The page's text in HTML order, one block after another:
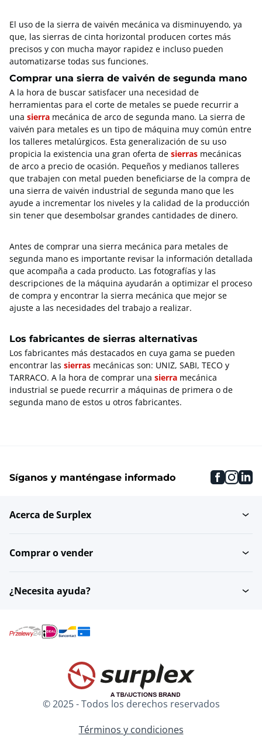
El uso de la sierra de vaivén mecánica va disminuyendo, ya
que, las sierras de cinta horizontal producen cortes más
precisos y con mucha mayor rapidez e incluso pueden
automatizarse todas sus funciones.
Comprar una sierra de vaivén de segunda mano
A la hora de buscar satisfacer una necesidad de
herramientas para el corte de metales se puede recurrir a
una sierra mecánica de arco de segunda mano. La sierra de
vaivén para metales es un tipo de máquina muy común entre
los talleres metalúrgicos. Esta generalización de su uso
propicia la existencia una gran oferta de sierras mecánicas
de arco a precio de ocasión. Pequeños y medianos talleres
que trabajen con metal pueden beneficiarse de la compra de
una sierra de vaivén industrial de segunda mano que les
ayude a incrementar los niveles y la calidad de la producción
sin tener que desembolsar grandes cantidades de dinero.
Antes de comprar una sierra mecánica para metales de
segunda mano es importante revisar la información detallada
que acompaña a cada producto. Las fotografías y las
descripciones de la máquina ayudarán a optimizar el proceso
de compra y encontrar la sierra mecánica que mejor se
ajuste a las necesidades del trabajo a realizar.
Los fabricantes de sierras alternativas
Los fabricantes más destacados en cuya gama se pueden
encontrar las sierras mecánicas son: UNIZ, SABI, TECO y
TARRACO. A la hora de comprar una sierra mecánica
industrial se puede recurrir a máquinas de primera o de
segunda mano de estos u otros fabricantes.
Síganos y manténgase informado
Acerca de Surplex
Comprar o vender
¿Necesita ayuda?
© 2025 - Todos los derechos reservados
Términos y condiciones